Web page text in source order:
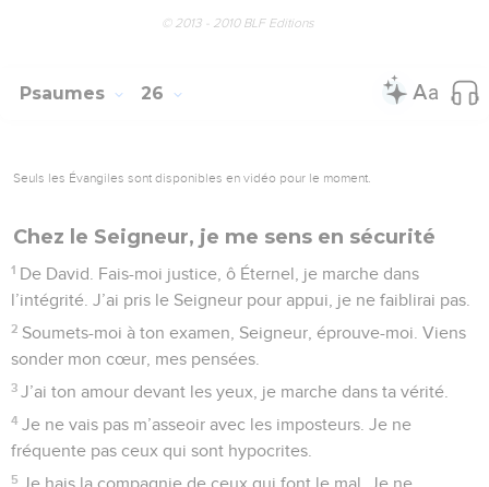
En toi, mon Dieu, j’ai mis ma confiance. Ne permets pas
que je sois confondu, Et que mes ennemis puissent se
confondus. Tous ceux qui t’abandonnent et te sont infidèles
4 Seigneur, mon Dieu, montre-moi ton chemin, Enseigne-moi
quelle est ta volonté.
Fais-moi marcher selon ta vérité et instruis-moi. Car c’est
toi seul, le Dieu de mon salut, Et je m’attends à toi chaque
jour, à chaque heure.
6 Éternel, souviens-toi de ta miséricorde ! Rappelle-toi ton
amitié pour moi Que tu m’as témoignée depuis l’éternité.
7 N’évoque plus mes péchés de jeunesse, mes révoltes
passées. Mais souviens-toi de moi selon ta grâce. Au nom de